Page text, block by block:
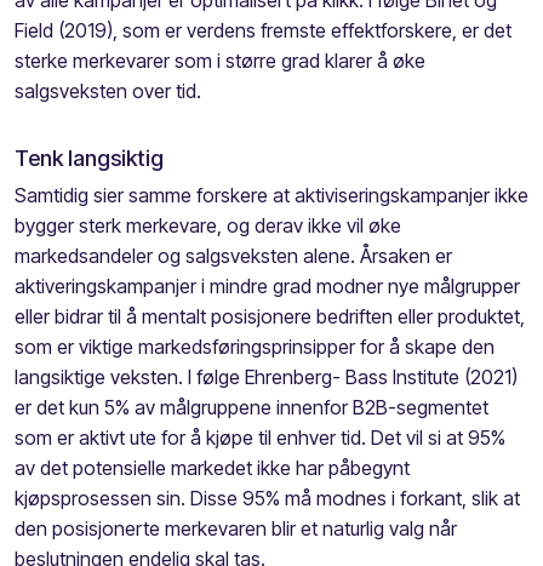
Field (2019), som er verdens fremste effektforskere, er det
sterke merkevarer som i større grad klarer å øke
salgsveksten over tid.
Tenk langsiktig
Samtidig sier samme forskere at aktiviseringskampanjer ikke
bygger sterk merkevare, og derav ikke vil øke
markedsandeler og salgsveksten alene. Årsaken er
aktiveringskampanjer i mindre grad modner nye målgrupper
eller bidrar til å mentalt posisjonere bedriften eller produktet,
som er viktige markedsføringsprinsipper for å skape den
langsiktige veksten. I følge Ehrenberg- Bass Institute (2021)
er det kun 5% av målgruppene innenfor B2B-segmentet
som er aktivt ute for å kjøpe til enhver tid. Det vil si at 95%
av det potensielle markedet ikke har påbegynt
kjøpsprosessen sin. Disse 95% må modnes i forkant, slik at
den posisjonerte merkevaren blir et naturlig valg når
beslutningen endelig skal tas.